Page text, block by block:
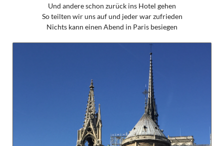
Und andere schon zurück ins Hotel gehen
So teilten wir uns auf und jeder war zufrieden
Nichts kann einen Abend in Paris besiegen